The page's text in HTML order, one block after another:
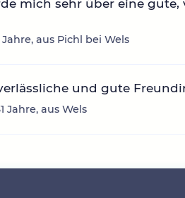
mich sehr über eine gute,
aus Pichl bei Wels
und gute
Jahre, aus Wels